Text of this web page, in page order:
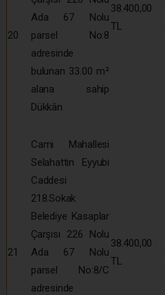
20
Ada 67 Nolu
parsel No:8
adresinde
bulunan 33.00 m²
alana sahip
Dükkân
38.400,00
TL
21
Cami Mahallesi
Selahattin Eyyubi
Caddesi
218.Sokak
Belediye Kasaplar
Çarşısı 226 Nolu
Ada 67 Nolu
parsel No:8/C
adresinde
38.400,00
TL